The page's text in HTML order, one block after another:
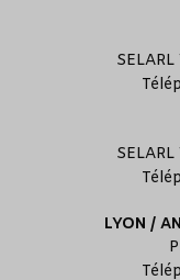
SELARL
SELARL
LYON /